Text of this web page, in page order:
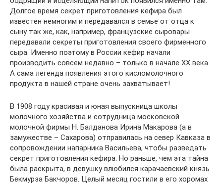
Долгое время секрет приготовления кефира был
известен немногим и передавался в семье от отца к
сыну так же, как, например, французские сыровары
передавали секреты приготовления своего фирменного
сыра. Именно поэтому в России кефир начали
производить совсем недавно – только в начале XX века.
А сама легенда появления этого кисломолочного
продукта в нашей стране очень захватывает!
В 1908 году красивая и юная выпускница школы
молочного хозяйства и сотрудница московской
молочной фирмы Н. Балданова Ирина Макарова (а в
замужестве – Сахарова) отправилась на север Кавказа в
сопровождении напарника Васильева, чтобы разведать
секрет приготовления кефира. Но раньше, чем эта тайна
была раскрыта, в девушку влюбился карачаевский князь
Бекмурза Бакчоров. Целый месяц гостили в его хоромах